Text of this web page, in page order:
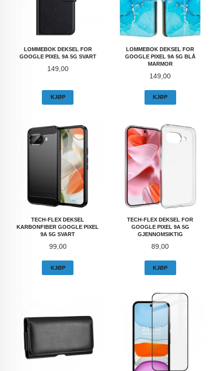
LOMMEBOK DEKSEL FOR
GOOGLE PIXEL 9A 5G SVART
Pris
149,00
KJØP
LOMMEBOK DEKSEL FOR
GOOGLE PIXEL 9A 5G BLÅ
MARMOR
Pris
149,00
KJØP
TECH-FLEX DEKSEL
KARBONFIBER GOOGLE PIXEL
9A 5G SVART
Pris
99,00
KJØP
TECH-FLEX DEKSEL FOR
GOOGLE PIXEL 9A 5G
GJENNOMSIKTIG
Pris
89,00
KJØP